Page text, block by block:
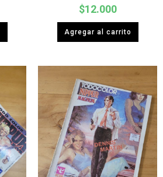
$12.000
Agregar al carrito